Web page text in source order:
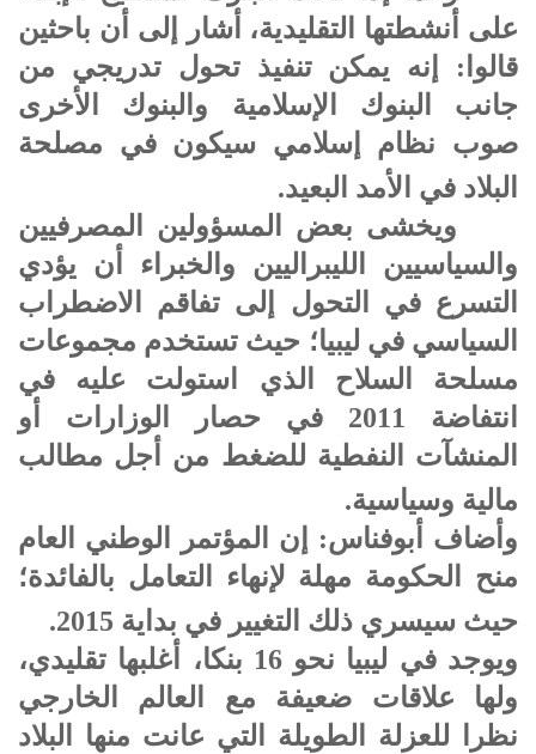
على أنشطتها التقليدية، أشار إلى أن باحثين
قالوا: إنه يمكن تنفيذ تحول تدريجي من
جانب البنوك الإسلامية والبنوك الأخرى
صوب نظام إسلامي سيكون في مصلحة
البلاد في الأمد البعيد.
ويخشى بعض المسؤولين المصرفيين
والسياسيين الليبراليين والخبراء أن يؤدي
التسرع في التحول إلى تفاقم الاضطراب
السياسي في ليبيا؛ حيث تستخدم مجموعات
مسلحة السلاح الذي استولت عليه في
انتفاضة 2011 في حصار الوزارات أو
المنشآت النفطية للضغط من أجل مطالب
مالية وسياسية.
وأضاف أبوفناس: إن المؤتمر الوطني العام
منح الحكومة مهلة لإنهاء التعامل بالفائدة؛
حيث سيسري ذلك التغيير في بداية 2015.
ويوجد في ليبيا نحو 16 بنكا، أغلبها تقليدي،
ولها علاقات ضعيفة مع العالم الخارجي
نظرا للعزلة الطويلة التي عانت منها البلاد